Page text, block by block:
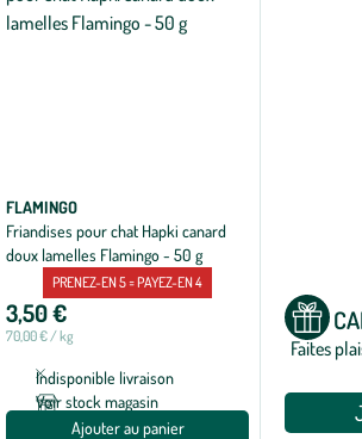
FLAMINGO
Friandises pour chat Hapki canard
doux lamelles Flamingo - 50 g
PRENEZ-EN 5 = PAYEZ-EN 4
3,50 €
70,00 € / kg
Indisponible livraison
Voir stock magasin
Ajouter au panier
Faites